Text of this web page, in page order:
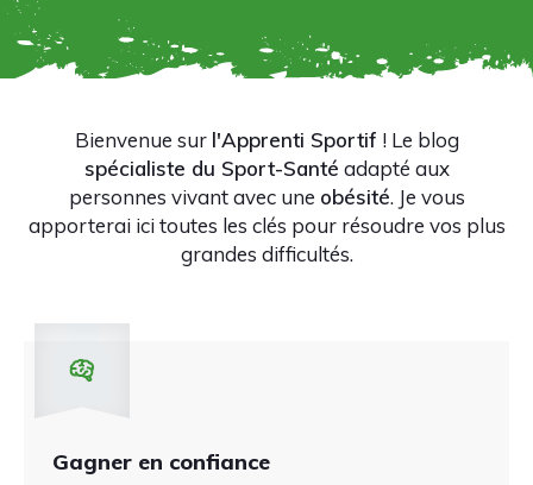
Bienvenue sur l'Apprenti Sportif ! Le blog
spécialiste du Sport-Santé adapté aux
personnes vivant avec une obésité. Je vous
apporterai ici toutes les clés pour résoudre vos plus
grandes difficultés.
Gagner en confiance